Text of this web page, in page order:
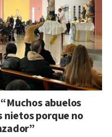
abuelos
nietos porque no